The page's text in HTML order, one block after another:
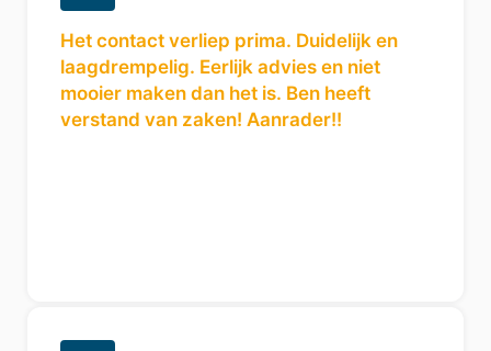
Het contact verliep prima. Duidelijk en
laagdrempelig. Eerlijk advies en niet
mooier maken dan het is. Ben heeft
verstand van zaken! Aanrader!!